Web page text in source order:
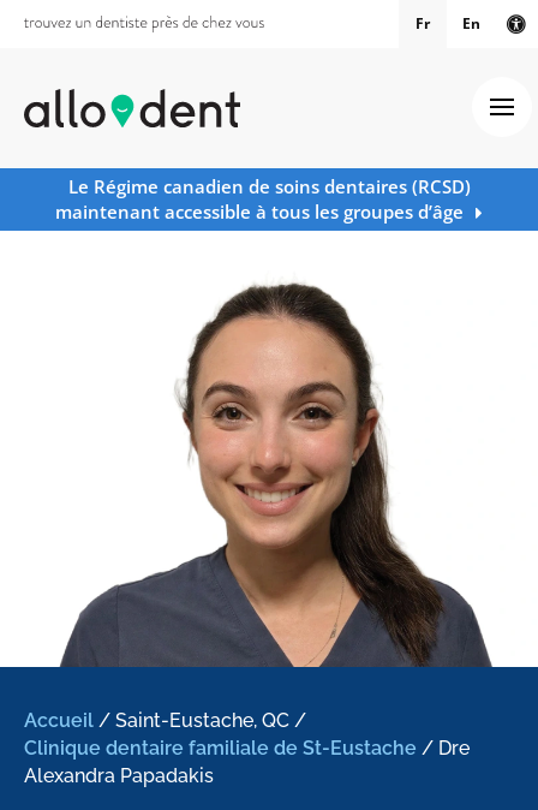
Fr En
Le Régime canadien de soins dentaires (RCSD)
maintenant accessible à tous les groupes d’âge
Accueil / Saint-Eustache, QC /
Clinique dentaire familiale de St-Eustache / Dre
Alexandra Papadakis